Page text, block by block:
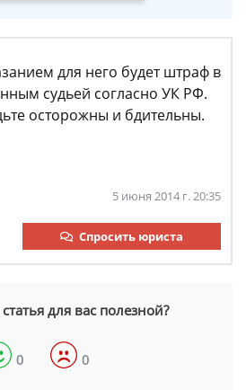
для него будет штраф в
судьей согласно УК РФ.
осторожны и бдительны.
5 июня 2014 г. 20:35
Спросить юриста
для вас полезной?
0 0